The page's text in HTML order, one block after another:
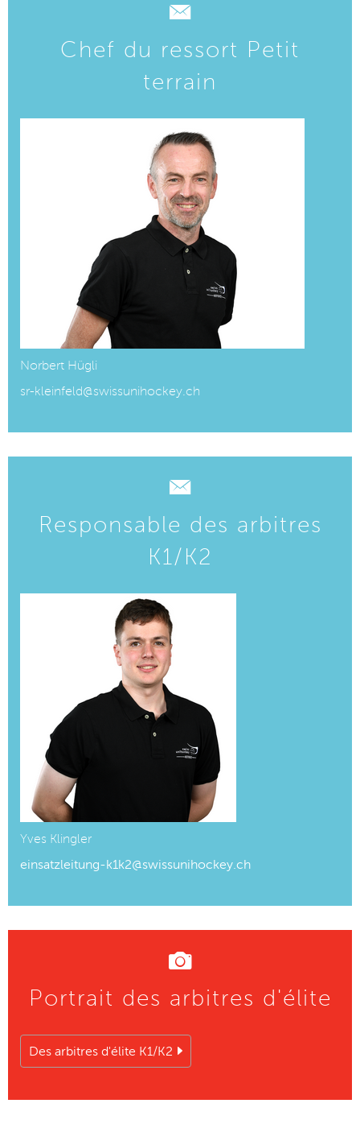
Chef du ressort Petit
terrain
Norbert Hügli
sr-kleinfeld@swissunihockey.ch
Responsable des arbitres
K1/K2
Yves Klingler
einsatzleitung-k1k2@swissunihockey.ch
Portrait des arbitres d'élite
Des arbitres d'élite K1/K2